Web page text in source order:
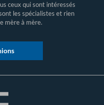
ceux qui sont intéressés
les spécialistes et rien
mère à mère.